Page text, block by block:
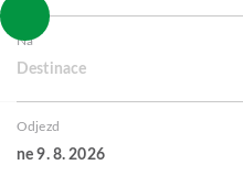
Na
Destinace
Odjezd
ne 9. 8. 2026